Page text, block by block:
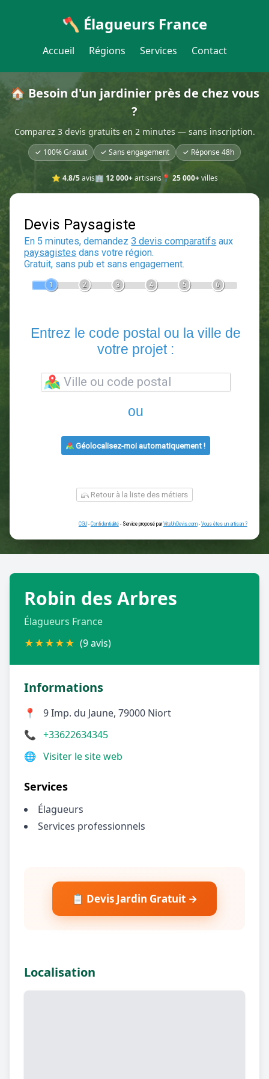
🪓 Élagueurs France
Accueil Régions Services Contact
🏠 Besoin d'un jardinier près de chez vous
?
Comparez 3 devis gratuits en 2 minutes — sans inscription.
✓ 100% Gratuit ✓ Sans engagement ✓ Réponse 48h
⭐ 4.8/5avis🏢 12 000+artisans📍 25 000+villes
Devis Paysagiste
En 5 minutes, demandez3 devis comparatifs
2 3
Entrez le code postal ou la
ou
Retour à la liste des métiers
CGU -
Robin des Arbres
Élagueurs France
★★★★★ (9 avis)
Informations
📍
9 Imp. du Jaune, 79000 Niort
📞 +33622634345
🌐 Visiter le site web
Services
Élagueurs
Services professionnels
📋 Devis Jardin Gratuit →
Localisation